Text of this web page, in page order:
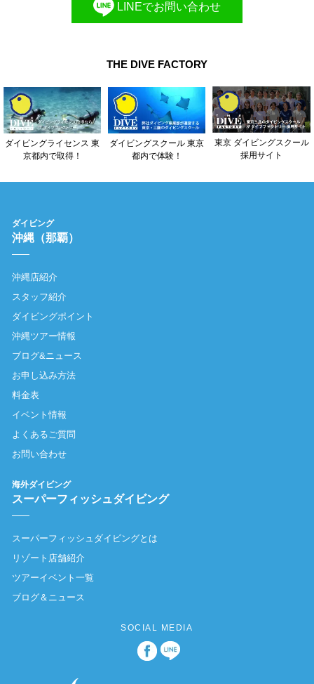
LINEでお問い合わせ
THE DIVE FACTORY
ダイビングライセンス 東
京都内で取得！
ダイビングスクール 東京
都内で体験！
東京 ダイビングスクール
採用サイト
ダイビング
沖縄（那覇）
沖縄店紹介
スタッフ紹介
ダイビングポイント
沖縄ツアー情報
ブログ&ニュース
お申し込み方法
料金表
イベント情報
よくあるご質問
お問い合わせ
海外ダイビング
スーパーフィッシュダイビング
スーパーフィッシュダイビングとは
リゾート店舗紹介
ツアーイベント一覧
ブログ＆ニュース
SOCIAL MEDIA